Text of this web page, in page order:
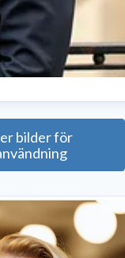
98 22
bilder för